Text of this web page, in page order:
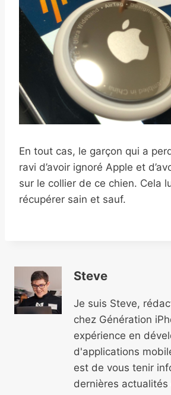
En tout cas, le garçon qui a
ravi d’avoir ignoré Apple et
sur le collier de ce chien. Cela
récupérer sain et sauf.
Steve
Je suis Steve,
chez Génération
expérience en
d'applications
est de vous tenir
dernières actualités